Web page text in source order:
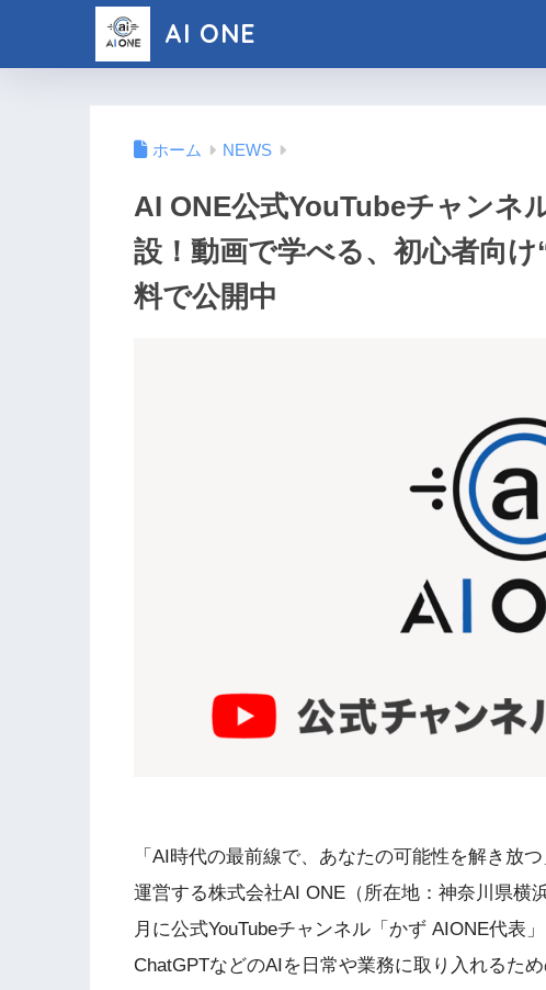
AI ONE
ホーム NEWS
AI ONE公式YouTubeチャンネ
設！動画で学べる、初心者向
料で公開中
「AI時代の最前線で、あなたの可能性を解き放
運営する株式会社AI ONE（所在地：神奈川県横
月に公式YouTubeチャンネル「かず AIONE代表
ChatGPTなどのAIを日常や業務に取り入れるた